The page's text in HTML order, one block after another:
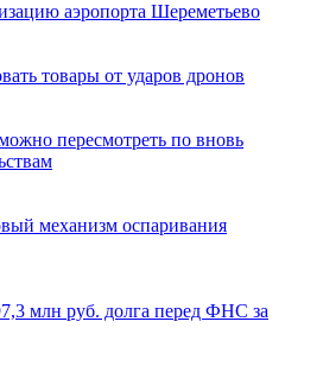
аэропорта Шереметьево
товары от ударов дронов
пересмотреть по вновь
механизм оспаривания
млн руб. долга перед ФНС за